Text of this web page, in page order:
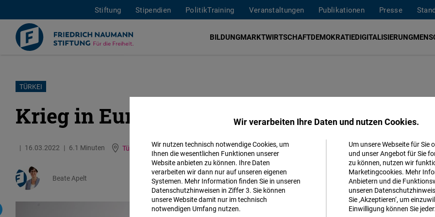
Direkt
Inhalt
Stiftung Stipendien PolitikTraining Veranstaltungen Publikationen Presse
BILDUNGMARKTWIRTSCHAFTDEMOKRATIEDIGITALISIERUNG
TÜRKEI
Krieg in Europa: Die Rolle der Türkei
16.03.2022 6.1 Minuten Türkei Englisch
Beate Apelt
MEHR
Wir verarbeiten Ihre Daten und nutzen Cookies.
Wir nutzen technisch notwendige Cookies, um
Ihnen die wesentlichen Funktionen unserer
Website anbieten zu können. Ihre Daten
verarbeiten wir dann nur auf unseren eigenen
Systemen. Mehr Information finden Sie in unseren
Datenschutzhinweisen in Ziffer 3. Sie können
unsere Website damit nur im technisch
notwendigen Umfang nutzen.
Um unsere Webseite für Sie
und unser Angebot für Sie
zu können, nutzen wir
Marketingcookies. Mehr
Anbietern und die
unseren
Sie ‚Akzeptieren‘, um
Einwilligung können Sie
Matomo
Facebook
Embed
Akzeptieren